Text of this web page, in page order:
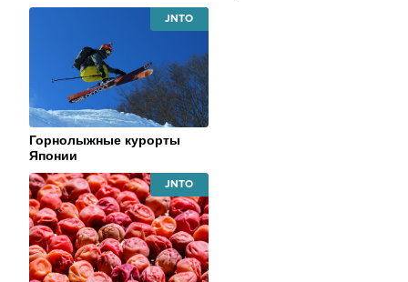
Горнолыжные курорты
Японии
JAPAN
TOURISM
ORGANIZATION
JAPAN
NATIONAL
TOURISM
ORGANIZATION